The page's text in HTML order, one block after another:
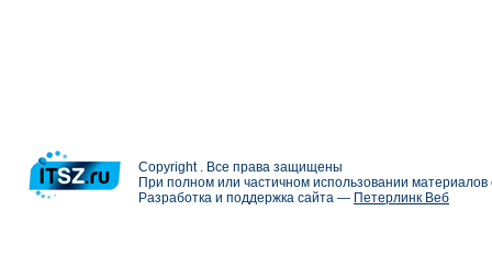
Copyright . Все права защищены
При полном или частичном использовании
Разработка и поддержка сайта — Петерлинк Веб